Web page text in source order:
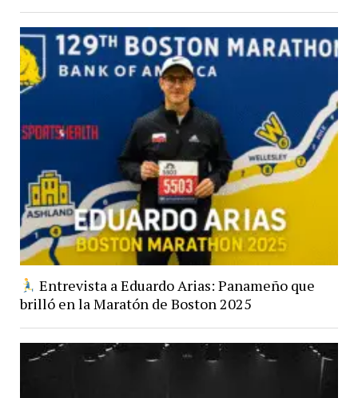
Entrevista a Eduardo Arias: Panameño que
brilló en la Maratón de Boston 2025